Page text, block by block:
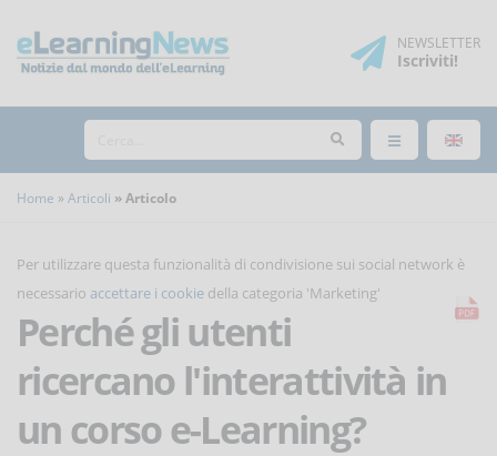
NEWSLETTER
Iscriviti!
Home Articoli Articolo
Per utilizzare questa funzionalità di condivisione sui social network è
necessario accettare i cookie della categoria 'Marketing'
Perché gli utenti
ricercano l'interattività in
un corso e-Learning?